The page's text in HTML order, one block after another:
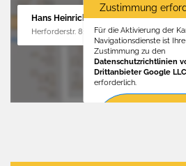
Hans Heinrichs GmbH
Herforderstr. 81, 32657 Lemgo
Zustimmung
Für die Aktivierung der
Navigationsdienste ist Ihre
Zustimmung zu den
Datenschutzrichtlinien
Drittanbieter Google LLC
erforderlich.